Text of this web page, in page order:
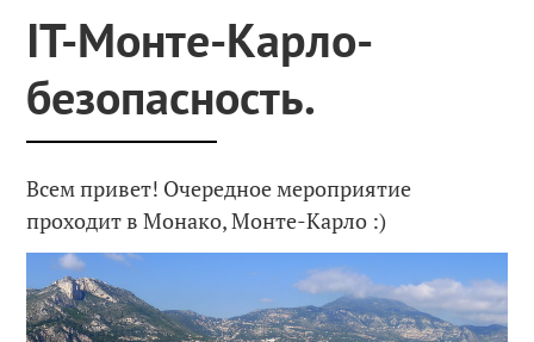
IT-Монте-Карло-
безопасность.
Всем привет! Очередное мероприятие
проходит в Монако, Монте-Карло :)